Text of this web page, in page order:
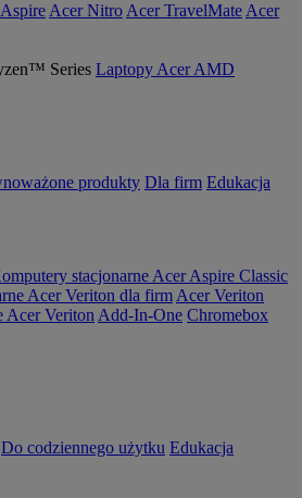
Acer Nitro Acer TravelMate Acer
Laptopy Acer AMD
produkty Dla firm Edukacja
stacjonarne Acer Aspire Classic
Acer Veriton dla firm Acer Veriton
Acer Veriton Add-In-One Chromebox
Do codziennego użytku Edukacja